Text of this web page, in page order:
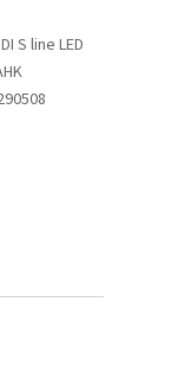
S line LED